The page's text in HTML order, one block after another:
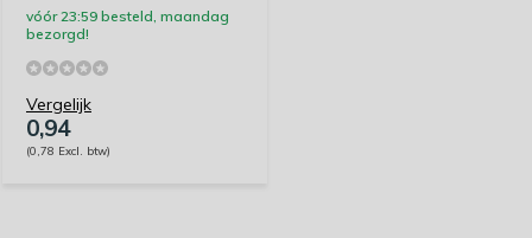
vóór 23:59 besteld, maandag
bezorgd!
Vergelijk
0,94
(0,78 Excl. btw)